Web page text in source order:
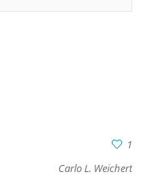
1
Carlo L. Weichert